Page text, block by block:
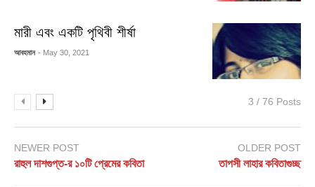
মারী এবং একটি পৃথিবী শীর্ষা
আবহমান - May 30, 2021
3 / 76 Posts
NEWER POST
রাহুল দাশগুপ্ত-র ১০টি প্রেমের কবিতা
OLDER POST
তাপসী লাহার কবিতাগুচ্ছ